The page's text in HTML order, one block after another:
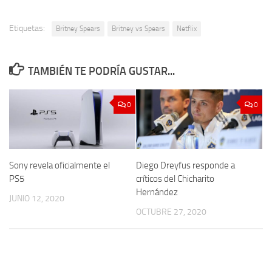
Etiquetas: Britney Spears Britney vs Spears Netflix
TAMBIÉN TE PODRÍA GUSTAR...
0
Sony revela oficialmente el
PS5
JUNIO 12, 2020
0
Diego Dreyfus responde a
críticos del Chicharito
Hernández
OCTUBRE 27, 2020